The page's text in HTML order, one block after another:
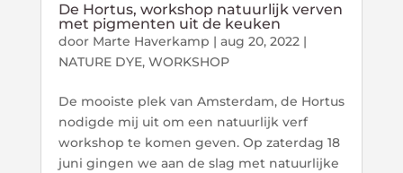
De Hortus, workshop natuurlijk verven
met pigmenten uit de keuken
door Marte Haverkamp | aug 20, 2022|
NATURE DYE, WORKSHOP
De mooiste plek van Amsterdam, de Hortus
nodigde mij uit om een natuurlijk verf
workshop te komen geven. Op zaterdag 18
juni gingen we aan de slag met natuurlijke